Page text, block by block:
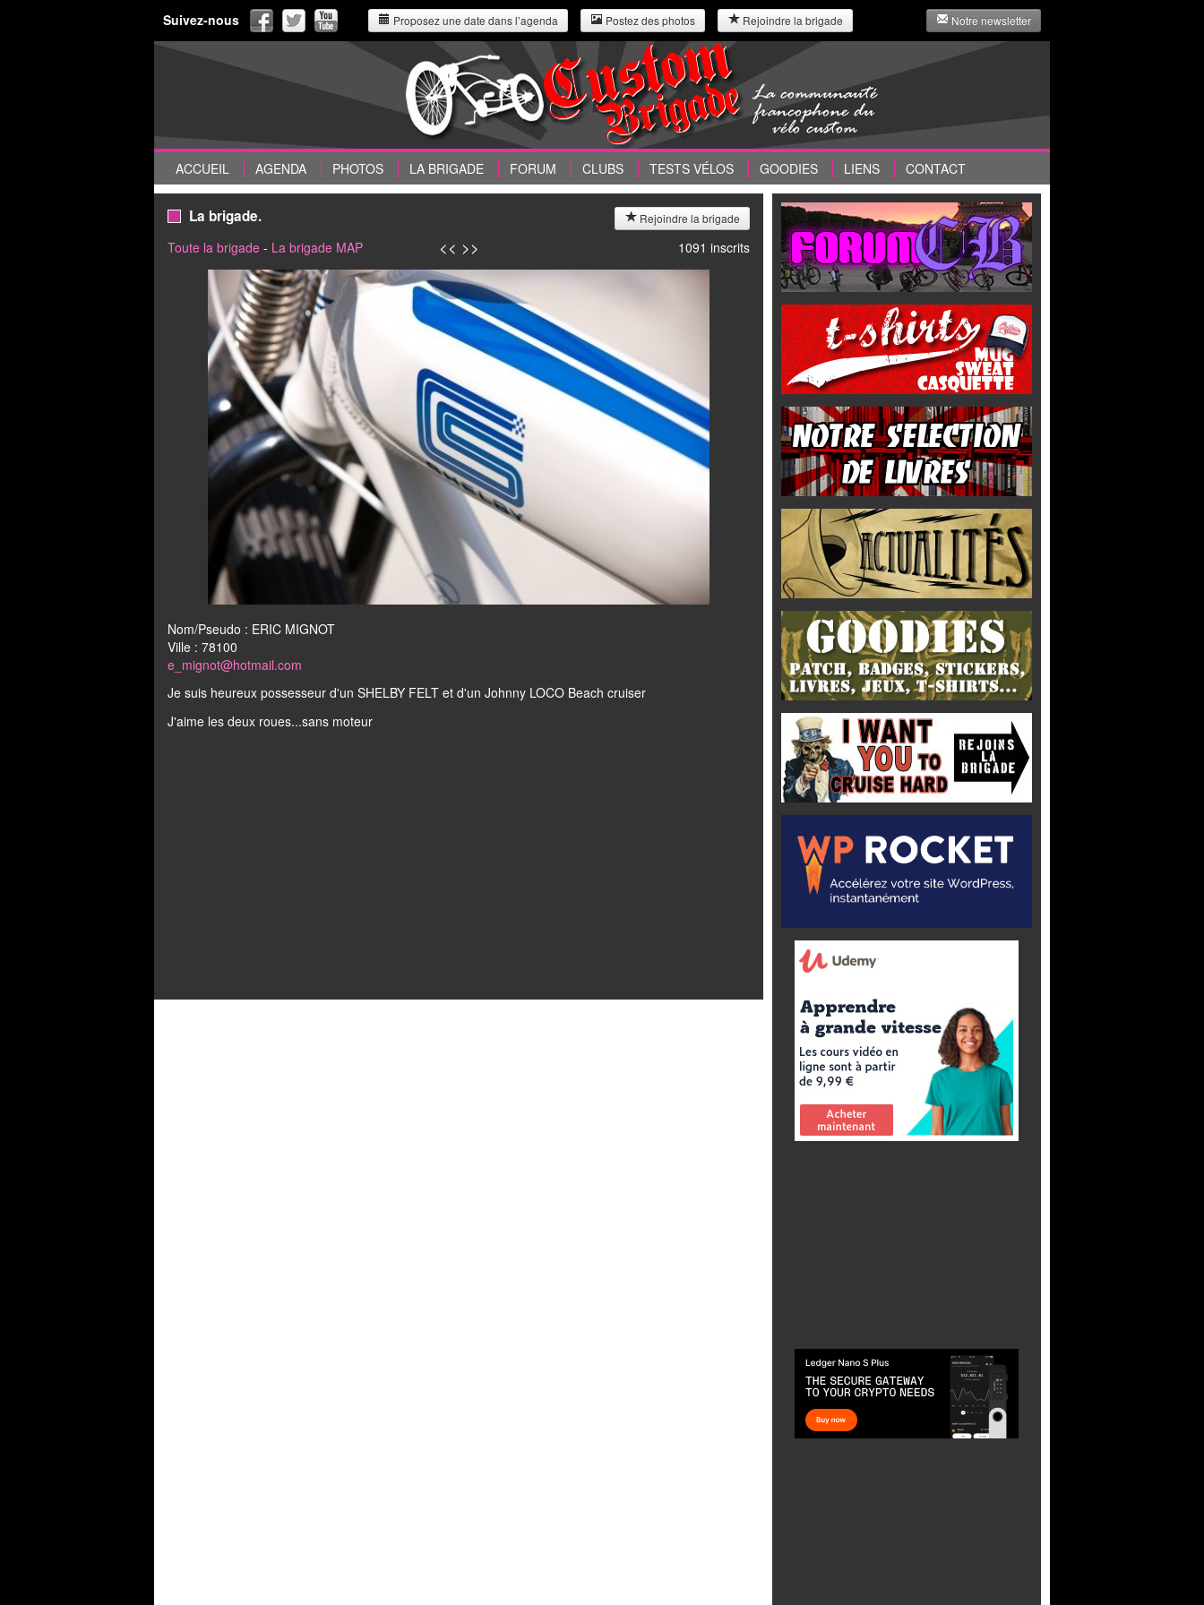
Suivez-nous Proposez une date dans l’agenda Postez des photos Rejoindre la brigade Notre newsletter
ACCUEIL AGENDA PHOTOS LA BRIGADE FORUM CLUBS TESTS VÉLOS GOODIES LIENS CONTACT
Rejoindre la brigade
La brigade.
Toute la brigade - La brigade MAP 1091 inscrits
<< >>
Nom/Pseudo : ERIC MIGNOT
Ville : 78100
e_mignot@hotmail.com
Je suis heureux possesseur d'un SHELBY FELT et d'un Johnny LOCO Beach cruiser
J'aime les deux roues...sans moteur